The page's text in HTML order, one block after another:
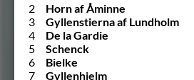
2
Horn af Åminne
3
Gyllenstierna af Lundholm
4
De la Gardie
5
Schenck
6
Bielke
7
Gyllenhielm